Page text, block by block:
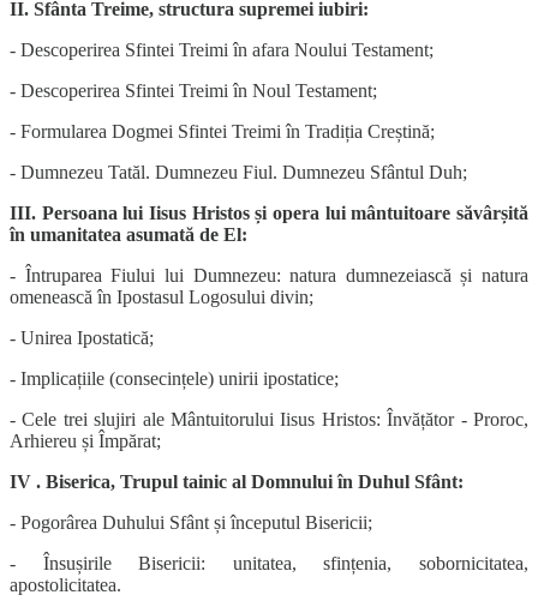
II. Sfânta Treime, structura supremei iubiri:
- Descoperirea Sfintei Treimi în afara Noului Testament;
- Descoperirea Sfintei Treimi în Noul Testament;
- Formularea Dogmei Sfintei Treimi în Tradiția Creștină;
- Dumnezeu Tatăl. Dumnezeu Fiul. Dumnezeu Sfântul Duh;
III. Persoana lui Iisus Hristos și opera lui mântuitoare săvârșită
în umanitatea asumată de El:
- Întruparea Fiului lui Dumnezeu: natura dumnezeiască și natura
omenească în Ipostasul Logosului divin;
- Unirea Ipostatică;
- Implicațiile (consecințele) unirii ipostatice;
- Cele trei slujiri ale Mântuitorului Iisus Hristos: Învățător - Proroc,
Arhiereu și Împărat;
IV . Biserica, Trupul tainic al Domnului în Duhul Sfânt:
- Pogorârea Duhului Sfânt și începutul Bisericii;
- Însușirile Bisericii: unitatea, sfințenia, sobornicitatea,
apostolicitatea.